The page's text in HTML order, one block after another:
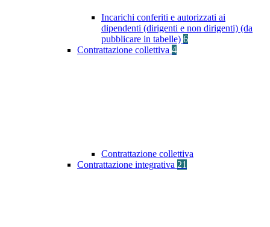
Incarichi conferiti e autorizzati ai
dipendenti (dirigenti e non dirigenti) (da
pubblicare in tabelle) 6
Contrattazione collettiva 4
Contrattazione collettiva
Contrattazione integrativa 21